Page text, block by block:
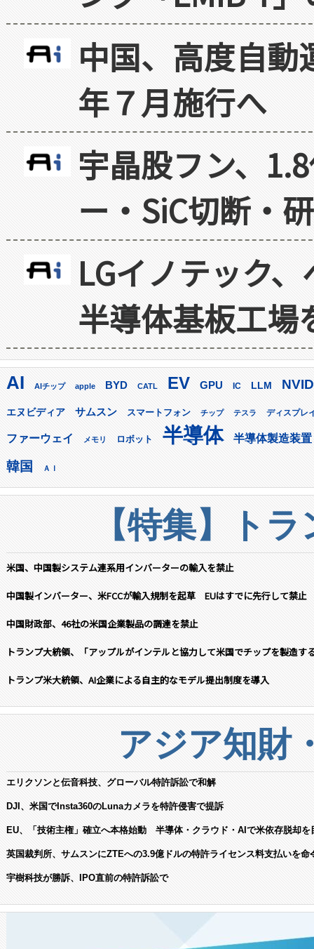
中国、高度自
年７月施行へ
宇晶股フン、
ー・SiC切断・
LGイノテック
半導体基板工場
AI AIチップ apple BYD CATL EV GPU IC LLM
エヌビディア サムスン スマートフォン チップ テスラ ディスプレ
ファーウェイ メモリ ロボット 半導体 半導体製造装置
韓国 ＡＩ
【特集】ト
米国、中国製システム連系用インバーターの輸入を禁止
中国製インバーター、米FCCが輸入規制を起草 EUはすでに先行して禁止
中国財政部、46社の米国企業製品の調達を禁止
トランプ大統領、「アップルがインテルと協力して米国でチップを製造す
トランプ米大統領、AI企業による自主的なモデル提出制度を導入
アジア知財
エリクソンと伝音科技、グローバル特許訴訟で和解
DJI、米国でInsta360のLunaカメラを特許侵害で提訴
EU、「技術主権」確立へ本格始動 半導体・クラウド・AIで米依存脱却を
英国裁判所、サムスンにZTEへの3.9億ドルの特許ライセンス料支払いを命
宇樹科技が勝訴、IPO直前の特許訴訟で